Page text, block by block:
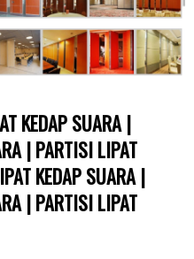
KEDAP SUARA |
| PARTISI LIPAT
KEDAP SUARA |
| PARTISI LIPAT